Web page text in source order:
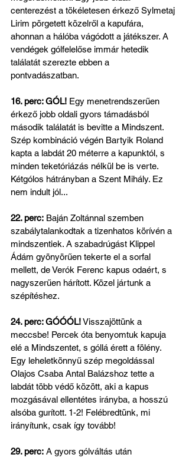
centerezést a tökéletesen érkező Sylmetaj
Lirim pörgetett közelről a kapufára,
ahonnan a hálóba vágódott a játékszer. A
vendégek gólfelelőse immár hetedik
találatát szerezte ebben a
pontvadászatban.
16. perc: GÓL! Egy menetrendszerűen
érkező jobb oldali gyors támadásból
második találatát is bevitte a Mindszent.
Szép kombináció végén Bartyik Roland
kapta a labdát 20 méterre a kapunktól, s
minden teketóriázás nélkül be is verte.
Kétgólos hátrányban a Szent Mihály. Ez
nem indult jól...
22. perc: Baján Zoltánnal szemben
szabálytalankodtak a tizenhatos körívén a
mindszentiek. A szabadrúgást Klippel
Ádám gyönyörűen tekerte el a sorfal
mellett, de Verók Ferenc kapus odaért, s
nagyszerűen hárított. Közel jártunk a
szépítéshez.
24. perc: GÓÓÓL! Visszajöttünk a
meccsbe! Percek óta benyomtuk kapuja
elé a Mindszentet, s góllá érett a fölény.
Egy leheletkönnyű szép megoldással
Olajos Csaba Antal Balázshoz tette a
labdát több védő között, aki a kapus
mozgásával ellentétes irányba, a hosszú
alsóba gurított. 1-2! Felébredtünk, mi
irányítunk, csak így tovább!
29. perc: A gyors gólváltás után